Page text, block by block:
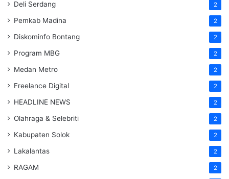
Deli Serdang 2
Pemkab Madina 2
Diskominfo Bontang 2
Program MBG 2
Medan Metro 2
Freelance Digital 2
HEADLINE NEWS 2
Olahraga & Selebriti 2
Kabupaten Solok 2
Lakalantas 2
RAGAM 2